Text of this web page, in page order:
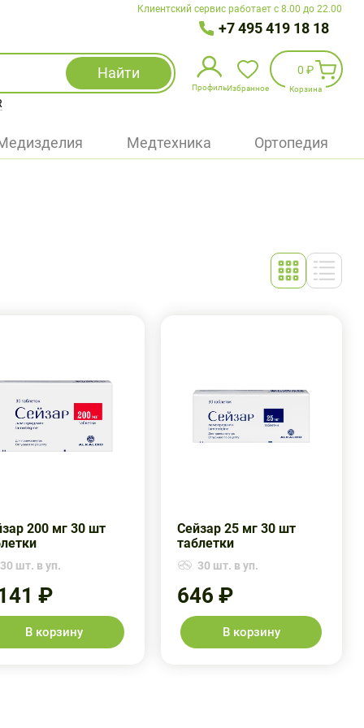
Клиентский сервис работает с 8.00 до 22.00
+7 495 419 18 18
Найти
Профиль
Избранное
Войти
Избранное
0 ₽
Корзина
Медтехника Ортопедия
200 мг 30 шт
30 шт. в уп.
₽
В корзину
Сейзар 25 мг 30 шт
таблетки
30 шт. в уп.
646 ₽
В корзину